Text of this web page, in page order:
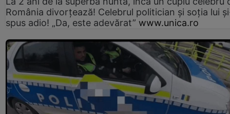
România divorțează! Celebrul politician și soția lui
spus adio! „Da, este adevărat” www.unica.ro